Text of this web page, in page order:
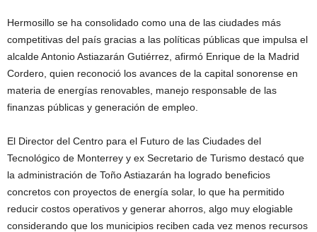
Hermosillo se ha consolidado como una de las ciudades más
competitivas del país gracias a las políticas públicas que impulsa el
alcalde Antonio Astiazarán Gutiérrez, afirmó Enrique de la Madrid
Cordero, quien reconoció los avances de la capital sonorense en
materia de energías renovables, manejo responsable de las
finanzas públicas y generación de empleo.
El Director del Centro para el Futuro de las Ciudades del
Tecnológico de Monterrey y ex Secretario de Turismo destacó que
la administración de Toño Astiazarán ha logrado beneficios
concretos con proyectos de energía solar, lo que ha permitido
reducir costos operativos y generar ahorros, algo muy elogiable
considerando que los municipios reciben cada vez menos recursos